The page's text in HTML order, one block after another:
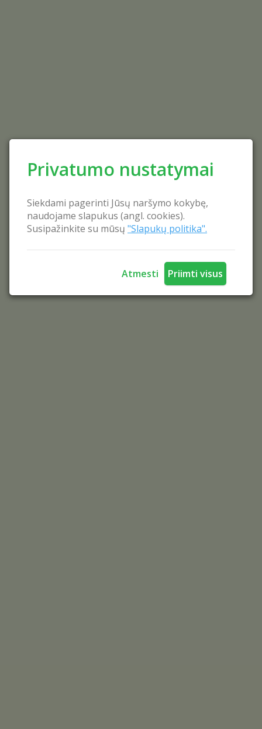
Privatumo nustatymai
Siekdami pagerinti Jūsų naršymo kokybę,
naudojame slapukus (angl. cookies).
Susipažinkite su mūsų "Slapukų politika".
Atmesti Priimti visus